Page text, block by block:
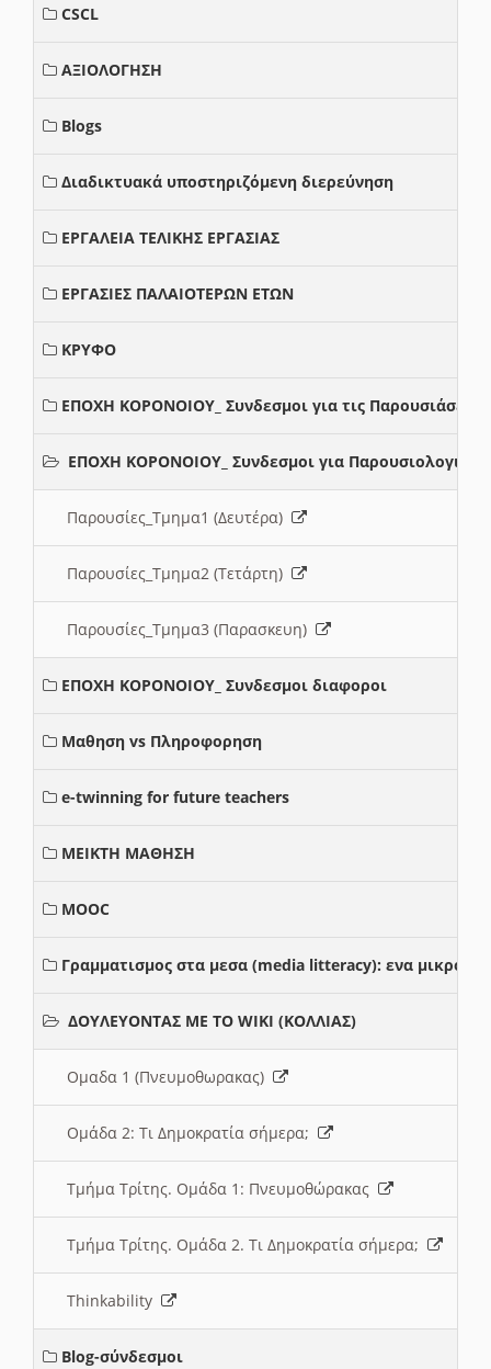
CSCL
ΑΞΙΟΛΟΓΗΣΗ
Blogs
Διαδικτυακά υποστηριζόμενη διερεύνηση
ΕΡΓΑΛΕΙΑ ΤΕΛΙΚΗΣ ΕΡΓΑΣΙΑΣ
ΕΡΓΑΣΙΕΣ ΠΑΛΑΙΟΤΕΡΩΝ ΕΤΩΝ
ΚΡΥΦΟ
ΕΠΟΧΗ ΚΟΡΟΝΟΙΟΥ_ Συνδεσμοι για τις Παρουσιάσεις
ΕΠΟΧΗ ΚΟΡΟΝΟΙΟΥ_ Συνδεσμοι για Παρουσιολογια
Παρουσίες_Τμημα1 (Δευτέρα)
Παρουσίες_Τμημα2 (Τετάρτη)
Παρουσίες_Τμημα3 (Παρασκευη)
ΕΠΟΧΗ ΚΟΡΟΝΟΙΟΥ_ Συνδεσμοι διαφοροι
Μαθηση vs Πληροφορηση
e-twinning for future teachers
ΜΕΙΚΤΗ ΜΑΘΗΣΗ
MOOC
Γραμματισμος στα μεσα (media litteracy): ενα μικρο
ΔΟΥΛΕΥΟΝΤΑΣ ΜΕ ΤΟ WIKI (ΚΟΛΛΙΑΣ)
Ομαδα 1 (Πνευμοθωρακας)
Ομάδα 2: Τι Δημοκρατία σήμερα;
Τμήμα Τρίτης. Ομάδα 1: Πνευμοθώρακας
Τμήμα Τρίτης. Ομάδα 2. Τι Δημοκρατία σήμερα;
Thinkability
Blog-σύνδεσμοι